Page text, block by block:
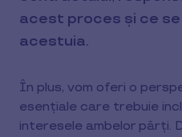
acest proces și ce
acestuia.
În plus, vom oferi o
esențiale care trebuie
interesele ambelor părți.